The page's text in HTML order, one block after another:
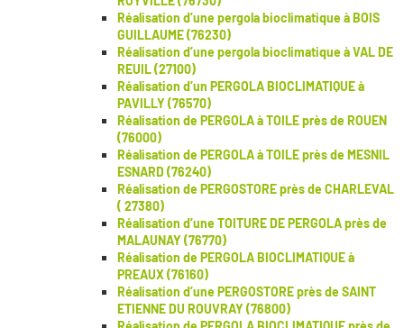
Réalisation d’une pergola bioclimatique à BOIS
GUILLAUME (76230)
Réalisation d’une pergola bioclimatique à VAL DE
REUIL (27100)
Réalisation d’un PERGOLA BIOCLIMATIQUE à
PAVILLY (76570)
Réalisation de PERGOLA à TOILE près de ROUEN
(76000)
Réalisation de PERGOLA à TOILE près de MESNIL
ESNARD (76240)
Réalisation de PERGOSTORE près de CHARLEVAL
( 27380)
Réalisation d’une TOITURE DE PERGOLA près de
MALAUNAY (76770)
Réalisation de PERGOLA BIOCLIMATIQUE à
PREAUX (76160)
Réalisation d’une PERGOSTORE près de SAINT
ETIENNE DU ROUVRAY (76800)